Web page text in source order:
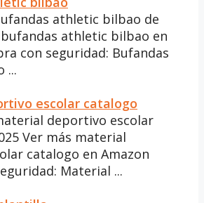
athletic bilbao de
bufandas athletic bilbao en
con seguridad: Bufandas
...
escolar catalogo
deportivo escolar
Ver más material
catalogo en Amazon
Material ...